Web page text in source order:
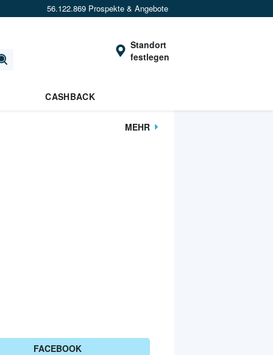
56.122.869 Prospekte & Angebote
Standort
festlegen
CASHBACK
MEHR
FACEBOOK